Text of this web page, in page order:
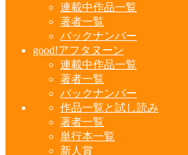
連載中作品一覧
著者一覧
バックナンバー
good!アフタヌーン
連載中作品一覧
著者一覧
バックナンバー
作品一覧と試し読み
著者一覧
単行本一覧
新人賞